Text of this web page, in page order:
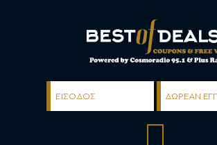
ΕΙΣΟΔΟΣ ΔΩΡΕΑΝ